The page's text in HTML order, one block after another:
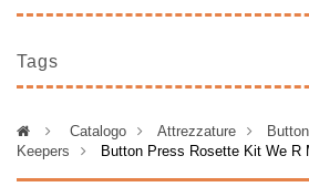
Tags
> Catalogo > Attrezzature >
Keepers
> Button Press Rosette Kit We R